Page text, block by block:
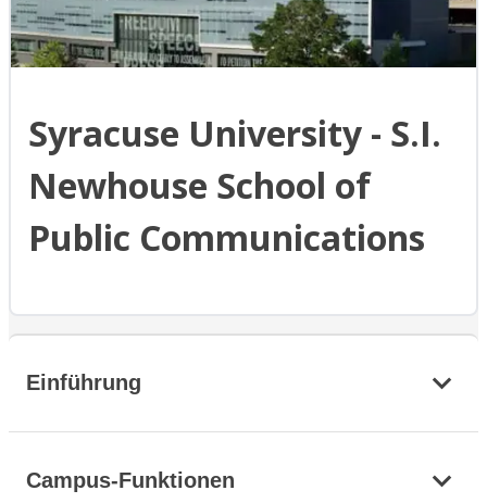
Syracuse University - S.I.
Newhouse School of
Public Communications
Einführung
Campus-Funktionen